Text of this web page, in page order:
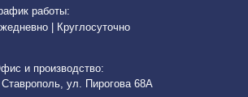
и производство:
Ставрополь, ул. Пирогова 68А
работы:
| Круглосуточно